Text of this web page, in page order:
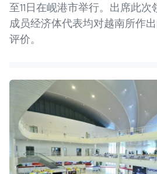
至11日在岘港市举行。出席此次
成员经济体代表均对越南所作
评价。